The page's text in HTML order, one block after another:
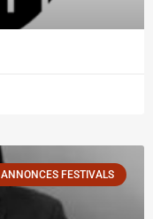
ANNONCES FESTIVALS